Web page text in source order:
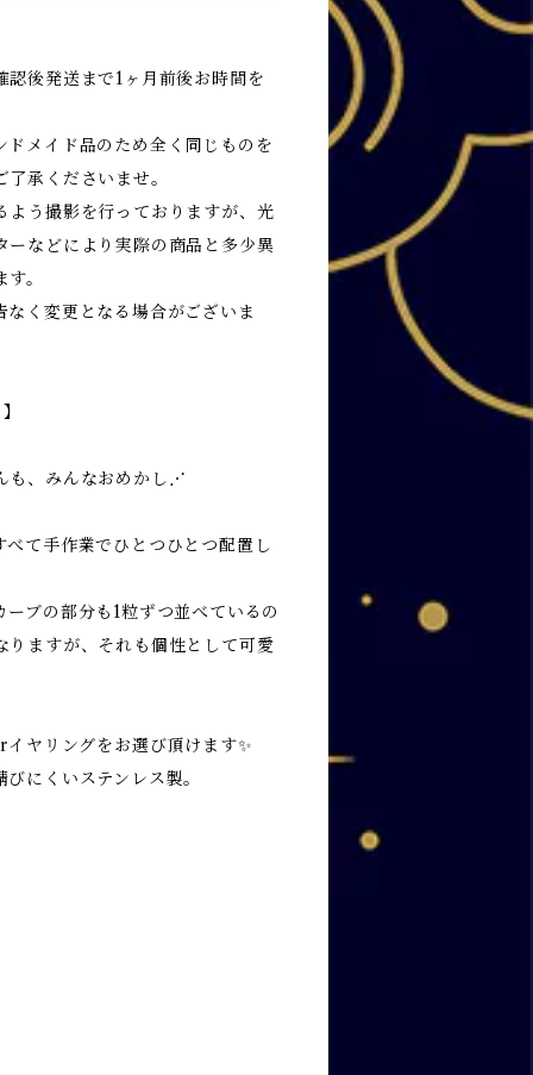
後発送まで1ヶ月前後お時間を
メイド品のため全く同じものを
承くださいませ。
う撮影を行っておりますが、光
ーなどにより実際の商品と多少異
。
く変更となる場合がございま
も、みんなおめかし⋰
て手作業でひとつひとつ配置し
ブの部分も1粒ずつ並べているの
りますが、それも個性として可愛
ヤリングをお選び頂けます✨
にくいステンレス製。